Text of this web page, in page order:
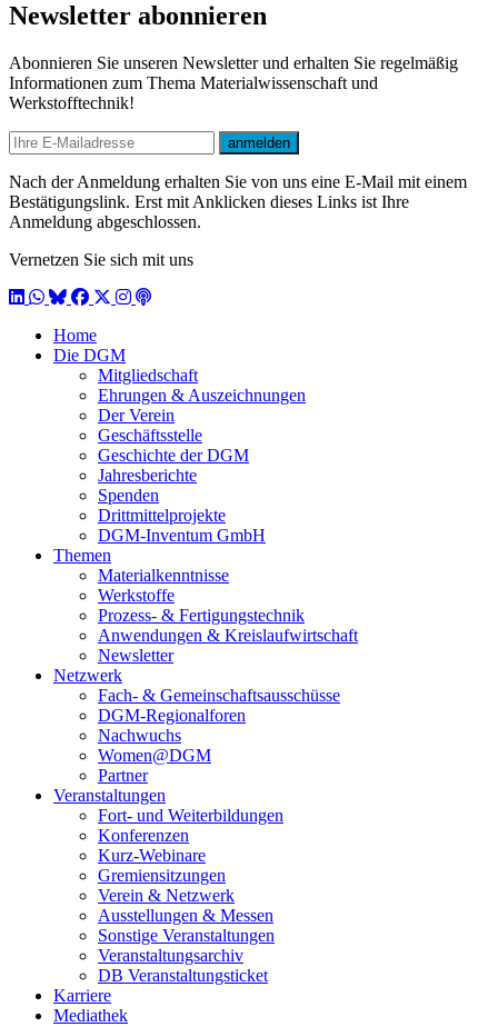
Newsletter abonnieren
Abonnieren Sie unseren Newsletter und erhalten Sie regelmäßig
Informationen zum Thema Materialwissenschaft und
Werkstofftechnik!
E-mail
anmelden
Nach der Anmeldung erhalten Sie von uns eine E-Mail mit einem
Bestätigungslink. Erst mit Anklicken dieses Links ist Ihre
Anmeldung abgeschlossen.
Vernetzen Sie sich mit uns
LinkedIn
WhatsApp
BlueSky
Facebook
X / Twitter
Instagram
Podcast
Home
Die DGM
Mitgliedschaft
Ehrungen & Auszeichnungen
Der Verein
Geschäftsstelle
Geschichte der DGM
Jahresberichte
Spenden
Drittmittelprojekte
DGM-Inventum GmbH
Themen
Materialkenntnisse
Werkstoffe
Prozess- & Fertigungstechnik
Anwendungen & Kreislaufwirtschaft
Newsletter
Netzwerk
Fach- & Gemeinschaftsausschüsse
DGM-Regionalforen
Nachwuchs
Women@DGM
Partner
Veranstaltungen
Fort- und Weiterbildungen
Konferenzen
Kurz-Webinare
Gremiensitzungen
Verein & Netzwerk
Ausstellungen & Messen
Sonstige Veranstaltungen
Veranstaltungsarchiv
DB Veranstaltungsticket
Karriere
Mediathek